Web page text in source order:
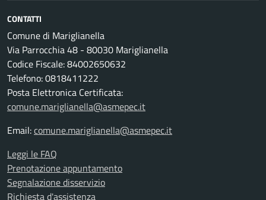
CONTATTI
Comune di Mariglianella
Via Parrocchia 48 - 80030 Mariglianella
Codice Fiscale: 84002650632
Telefono: 0818411222
Posta Elettronica Certificata:
comune.mariglianella@asmepec.it
Email:comune.mariglianella@asmepec.it
Leggi le FAQ
Prenotazione appuntamento
Segnalazione disservizio
Richiesta d'assistenza